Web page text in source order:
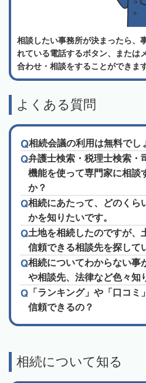
相談したい事務所が決まったら、
れている電話するボタン、または
合わせ・相談をすることができます
よくある質問
相続会議の利用は無料でし
弁護士検索・税理士検索・
機能を使って専門家に相談
か？
相続にあたって、どのくら
かを知りたいです。
土地を相続したのですが、
信頼できる相談先を探して
相続についてわからない事
や相談先、法律など色々知
「ランキング」や「口コミ
信頼できるの？
相続について知る